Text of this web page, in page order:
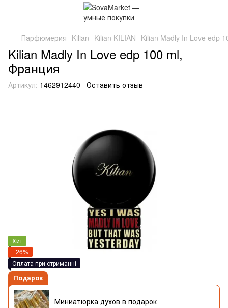
Парфюмерия Kilian Kilian KILIAN Kilian Madly In Love edp
Kilian Madly In Love edp 100 ml,
Франция
Артикул: 1462912440 Оставить отзыв
Хит
−26%
Оплата при отриманні
Подарок
Миниатюрка духов в подарок